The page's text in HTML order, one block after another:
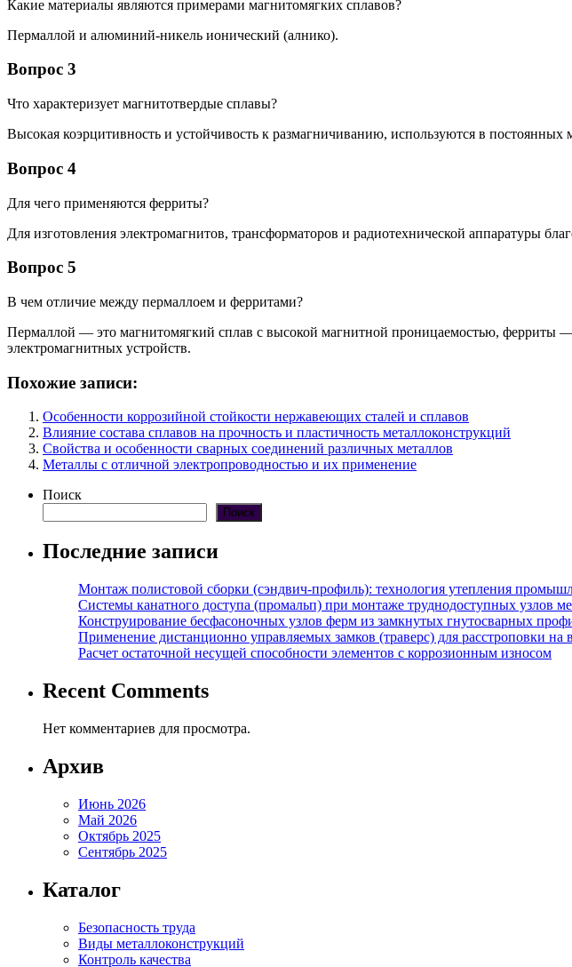
Какие материалы являются примерами магнитомягких сплавов?
Пермаллой и алюминий-никель ионический (алнико).
Вопрос 3
Что характеризует магнитотвердые сплавы?
Высокая коэрцитивность и устойчивость к размагничиванию, используются в постоянных
Вопрос 4
Для чего применяются ферриты?
Для изготовления электромагнитов, трансформаторов и радиотехнической аппаратуры
Вопрос 5
В чем отличие между пермаллоем и ферритами?
Пермаллой — это магнитомягкий сплав с высокой магнитной проницаемостью, ферриты
электромагнитных устройств.
Похожие записи:
Особенности коррозийной стойкости нержавеющих сталей и сплавов
Влияние состава сплавов на прочность и пластичность металлоконструкций
Свойства и особенности сварных соединений различных металлов
Металлы с отличной электропроводностью и их применение
Поиск
Поиск
Последние записи
Монтаж полистовой сборки (сэндвич-профиль): технология утепления
Системы канатного доступа (промальп) при монтаже труднодоступных узлов
Конструирование бесфасоночных узлов ферм из замкнутых гнутосварных
Применение дистанционно управляемых замков (траверс) для расстроповки на
Расчет остаточной несущей способности элементов с коррозионным износом
Recent Comments
Нет комментариев для просмотра.
Архив
Июнь 2026
Май 2026
Октябрь 2025
Сентябрь 2025
Каталог
Безопасность труда
Виды металлоконструкций
Контроль качества